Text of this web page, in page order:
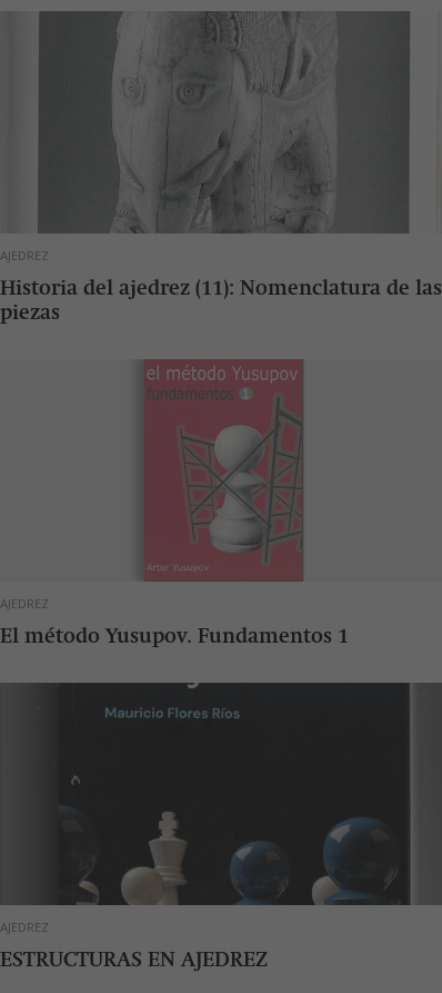
AJEDREZ
Historia del ajedrez (11): Nomenclatura de las
piezas
AJEDREZ
El método Yusupov. Fundamentos 1
AJEDREZ
ESTRUCTURAS EN AJEDREZ